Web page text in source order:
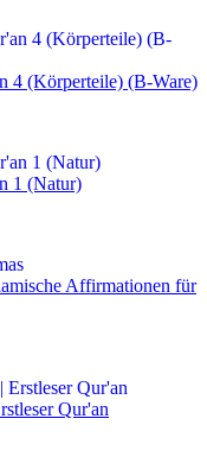
4 (Körperteile) (B-Ware)
1 (Natur)
Affirmationen für
Qur'an